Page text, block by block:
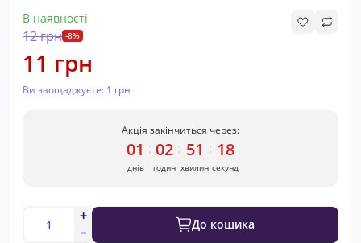
В наявності
12 грн -8%
11 грн
Ви заощаджуєте: 1 грн
Акція закінчиться через:
01
днів
: 02
годин
: 51
хвилин
: 17
секунд
До кошика